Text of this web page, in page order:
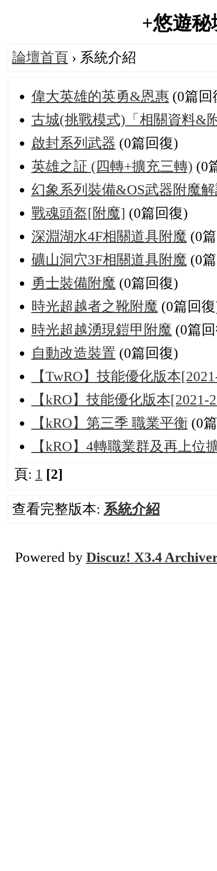
+悠遊
論壇首頁 › 系統介紹
偉大英雄的英勇&恩惠 (0篇回
古城(挑戰模式)「相關資料&
啟封系列武器 (0篇回復)
英雄之証 (四轉+擴充三轉) (0
幻象系列裝備&OS武器附魔
戰魂頭盔[附魔] (0篇回復)
深淵湖水4F相關道具附魔 (0
礦山洞穴3F相關道具附魔 (0
勇士裝備附魔 (0篇回復)
時光超越者之靴附魔 (0篇回
時光超越湧現鎧甲附魔 (0篇
自動改造裝置 (0篇回復)
【TwRO】技能優化版本
【kRO】技能優化版本[2021-
【kRO】第三季 職業平衡 (0
【kRO】4轉職業群及再上位
頁: 1 [2]
查看完整版本: 系統介紹
Powered by Discuz! X3.4